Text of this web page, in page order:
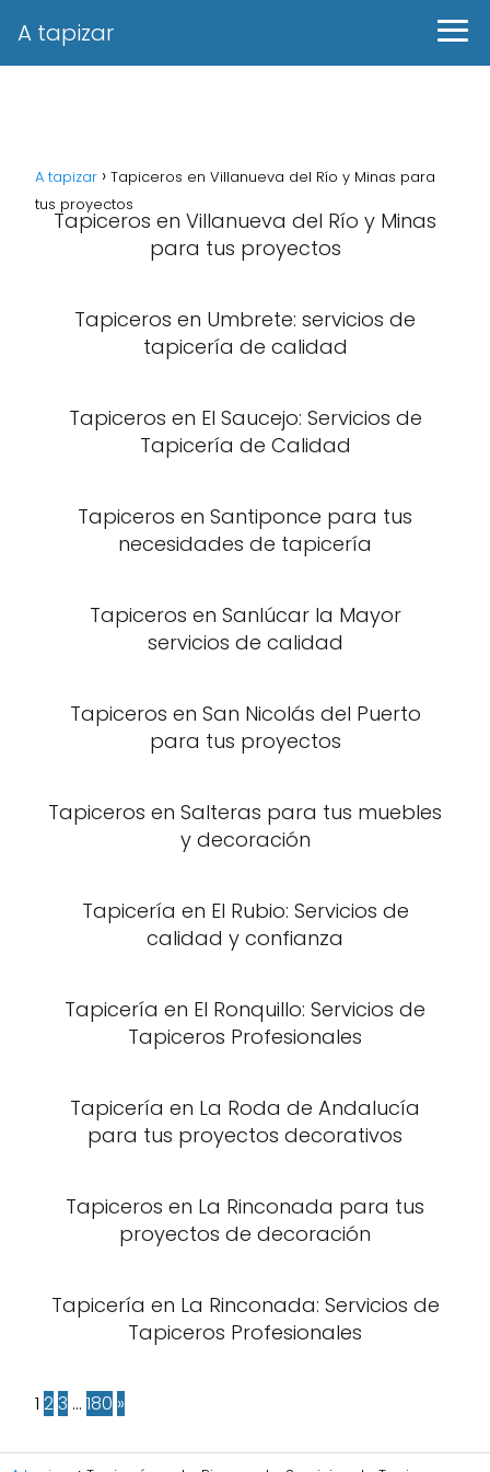
A tapizar
A tapizar
Tapiceros en Villanueva del Río y Minas para
tus proyectos
Tapiceros en Villanueva del Río y Minas
para tus proyectos
Tapiceros en Umbrete: servicios de
tapicería de calidad
Tapiceros en El Saucejo: Servicios de
Tapicería de Calidad
Tapiceros en Santiponce para tus
necesidades de tapicería
Tapiceros en Sanlúcar la Mayor
servicios de calidad
Tapiceros en San Nicolás del Puerto
para tus proyectos
Tapiceros en Salteras para tus muebles
y decoración
Tapicería en El Rubio: Servicios de
calidad y confianza
Tapicería en El Ronquillo: Servicios de
Tapiceros Profesionales
Tapicería en La Roda de Andalucía
para tus proyectos decorativos
Tapiceros en La Rinconada para tus
proyectos de decoración
Tapicería en La Rinconada: Servicios de
Tapiceros Profesionales
1 23 … 180 »